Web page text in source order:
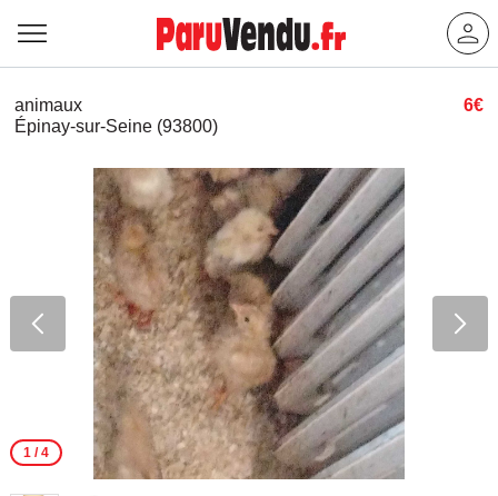
animaux
Épinay-sur-Seine (93800)
6€
1/ 4